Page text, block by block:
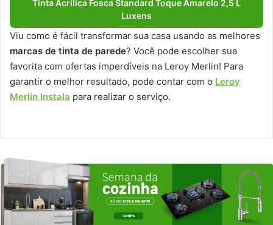
Tinta Acrílica Fosca Standard Toque Amarelo 2,5 L
Luxens
Viu como é fácil transformar sua casa usando as melhores
marcas de tinta de parede? Você pode escolher sua
favorita com ofertas imperdíveis na Leroy Merlin! Para
garantir o melhor resultado, pode contar com o Leroy
Merlin Instala para realizar o serviço.